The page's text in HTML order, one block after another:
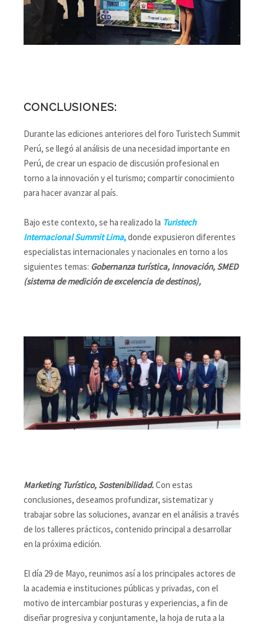
CONCLUSIONES:
Durante las ediciones anteriores del foro Turistech Summit
Perú, se llegó al análisis de una necesidad importante en
Perú, de crear un espacio de discusión profesional en
torno a la innovación y el turismo; compartir conocimiento
para hacer avanzar al país.
Bajo este contexto, se ha realizado la Turistech
Internacional Summit Lima,donde expusieron diferentes
especialistas internacionales y nacionales en torno a los
siguientes temas: Gobernanza turística, Innovación, SMED
(sistema de medición de excelencia de destinos),
Marketing Turístico, Sostenibilidad.Con estas
conclusiones, deseamos profundizar, sistematizar y
trabajar sobre las soluciones, avanzar en el análisis a través
de los talleres prácticos, contenido principal a desarrollar
en la próxima edición.
El día 29 de Mayo, reunimos así a los principales actores de
la academia e instituciones públicas y privadas, con el
motivo de intercambiar posturas y experiencias, a fin de
diseñar progresiva y conjuntamente, la hoja de ruta a la